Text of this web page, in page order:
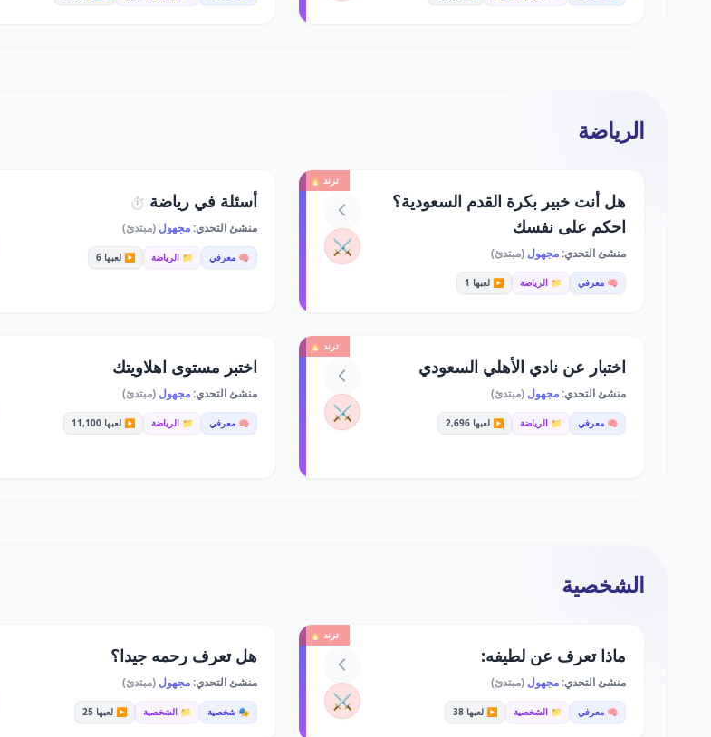
الرياضة
ترند 🔥
هل أنت خبير بكرة القدم السعودية؟
احكم على نفسك
منشئ التحدي:مجهول (مبتدئ)
🧠 معرفي 📁 الرياضة ▶️ لعبها 1
⚔️
أسئلة في رياضة ⏱️
منشئ التحدي:مجهول(مبتدئ)
🧠 معرفي 📁 الرياضة ▶️ لعبها 6
ترند 🔥
اختبار عن نادي الأهلي السعودي
منشئ التحدي:مجهول (مبتدئ)
🧠 معرفي 📁 الرياضة ▶️ لعبها 2,696 ⚔️
اختبر مستوى اهلاويتك
منشئ التحدي:مجهول(مبتدئ)
🧠 معرفي 📁 الرياضة ▶️ لعبها 11,100
الشخصية
ترند 🔥
ماذا تعرف عن لطيفه:
منشئ التحدي:مجهول (مبتدئ)
🧠 معرفي 📁 الشخصية ▶️ لعبها 38 ⚔️
هل تعرف رحمه جيدا؟
منشئ التحدي:مجهول(مبتدئ)
🎭 شخصية 📁 الشخصية ▶️ لعبها 25